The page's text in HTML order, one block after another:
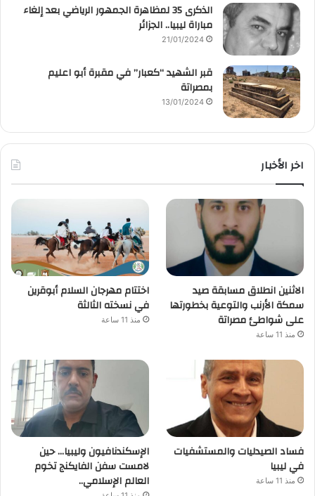
الذكرى 35 لمظاهرة الجمهور الرياضي بعد إلغاء
مباراة ليبيا.. الجزائر
21/01/2024
قبر الشهيد “كعبار” في مقبرة أبو اعليم
بمصراتة
13/01/2024
اخر الأخبار
الاثنين انطلاق مسابقة صيد
سمكة الأرنب والتوعية بخطورتها
على شواطئ مصراتة
منذ 11 ساعة
اختتام مهرجان السلام أبوقرين
في نسخته الثالثة
منذ 11 ساعة
فساد الصيدليات والمستشفيات
في ليبيا
منذ 11 ساعة
الإسكندنافيون وليبيا… حين
لامست سفن الفايكنج تخوم
العالم الإسلامي..